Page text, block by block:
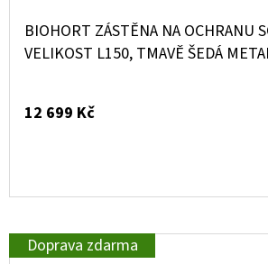
BIOHORT ZÁSTĚNA NA OCHRANU
VELIKOST L150, TMAVĚ ŠEDÁ
12 699 Kč
Doprava zdarma